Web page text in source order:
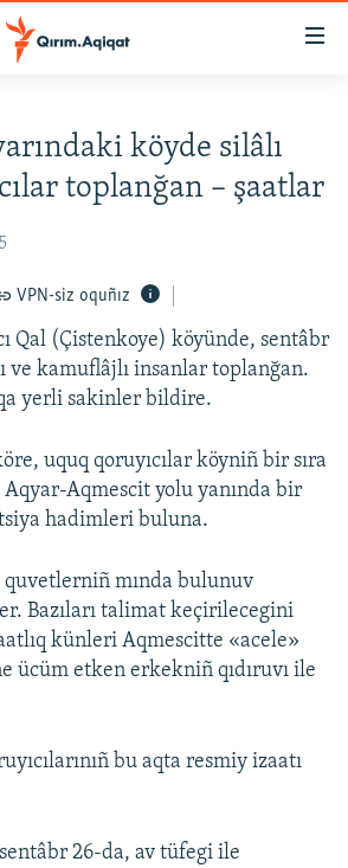
köyde silâlı
toplanğan – şaatlar
VPN-siz oquñız
Qal (Çistenkoye) köyünde, sentâbr
ve kamuflâjlı insanlar toplanğan.
yerli sakinler bildire.
uquq qoruyıcılar köyniñ bir sıra
Aqyar-Aqmescit yolu yanında bir
hadimleri buluna.
quvetlerniñ mında bulunuv
Bazıları talimat keçirilecegini
künleri Aqmescitte «acele»
ücüm etken erkekniñ qıdıruvı ile
bu aqta resmiy izaatı
26-da, av tüfegi ile